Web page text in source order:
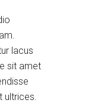
lacus
sit amet
ultrices.